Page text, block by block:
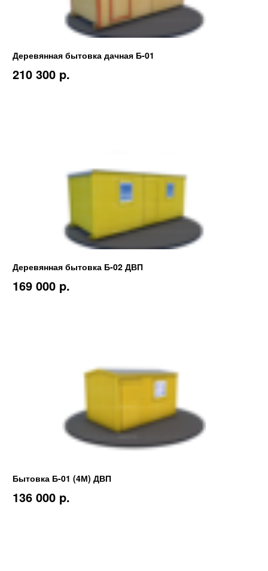
Деревянная бытовка дачная Б-01
210 300 p.
Деревянная бытовка Б-02 ДВП
169 000 p.
Бытовка Б-01 (4М) ДВП
136 000 p.